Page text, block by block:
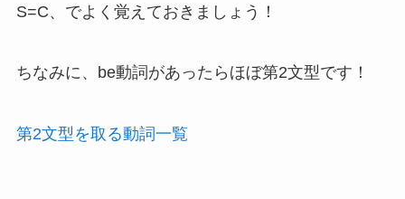
S=C、でよく覚えておきましょう！
ちなみに、be動詞があったらほぼ第2文型です！
第2文型を取る動詞一覧